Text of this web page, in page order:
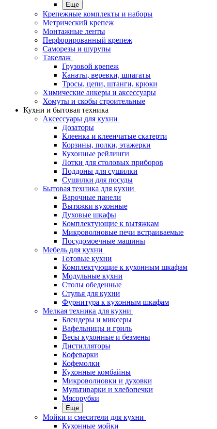
Еще
Крепежные комплекты и наборы
Метрический крепеж
Монтажные ленты
Перфорированный крепеж
Саморезы и шурупы
Такелаж
Грузовой крепеж
Канаты, веревки, шпагаты
Тросы, цепи, штанги, крюки
Химические анкеры и аксессуары
Хомуты и скобы строительные
Кухни и бытовая техника
Аксессуары для кухни
Дозаторы
Клеенка и клеенчатые скатерти
Корзины, полки, этажерки
Кухонные рейлинги
Лотки для столовых приборов
Поддоны для сушилки
Сушилки для посуды
Бытовая техника для кухни
Варочные панели
Вытяжки кухонные
Духовые шкафы
Комплектующие к вытяжкам
Микроволновые печи встраиваемые
Посудомоечные машины
Мебель для кухни
Готовые кухни
Комплектующие к кухонным шкафам
Модульные кухни
Столы обеденные
Стулья для кухни
Фурнитура к кухонным шкафам
Мелкая техника для кухни
Блендеры и миксеры
Вафельницы и гриль
Весы кухонные и безмены
Дистилляторы
Кофеварки
Кофемолки
Кухонные комбайны
Микроволновки и духовки
Мультиварки и хлебопечки
Мясорубки
Еще
Мойки и смесители для кухни
Кухонные мойки